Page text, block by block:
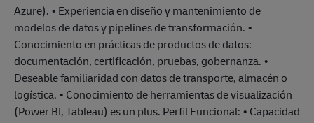
Azure). • Experiencia en diseño y mantenimiento de
modelos de datos y pipelines de transformación. •
Conocimiento en prácticas de productos de datos:
documentación, certificación, pruebas, gobernanza. •
Deseable familiaridad con datos de transporte, almacén o
logística. • Conocimiento de herramientas de visualización
(Power BI, Tableau) es un plus. Perfil Funcional: • Capacidad